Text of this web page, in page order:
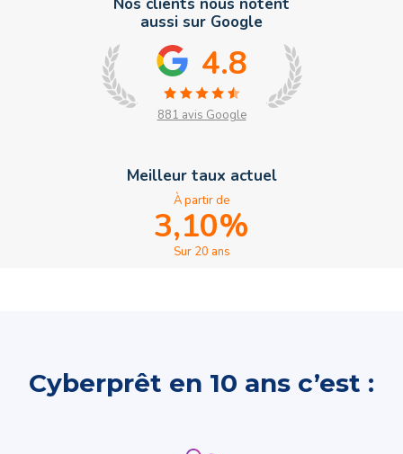
Nos clients nous notent
aussi sur Google
4.8
881 avis Google
Meilleur taux actuel
À partir de
3,10%
Sur 20 ans
Cyberprêt en 10 ans c’est :